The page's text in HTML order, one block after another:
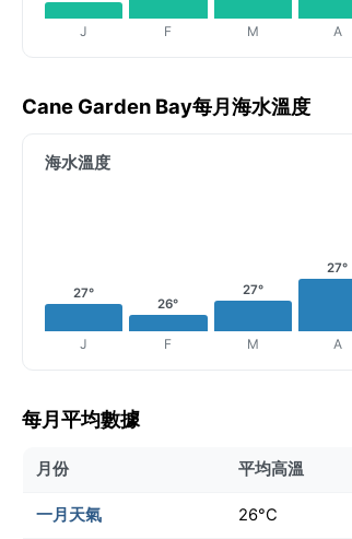
J F M A
Cane Garden Bay每月海水溫度
海水溫度
27°
J
26°
F
27°
M
27°
A
每月平均數據
月份 平均高溫
一月天氣 26°C